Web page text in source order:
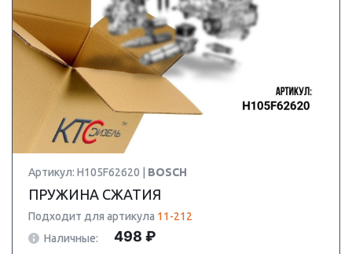
Артикул: H105F62620 | BOSCH
ПРУЖИНА СЖАТИЯ
Подходит для артикула 11-212
Наличные:
498 ₽